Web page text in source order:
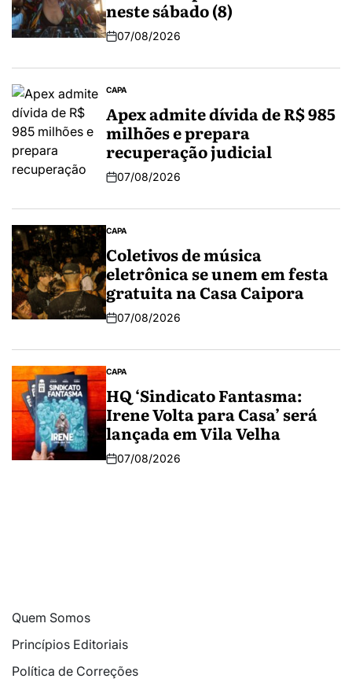
neste sábado (8)
07/08/2026
CAPA
Apex admite dívida de R$ 985
milhões e prepara
recuperação judicial
07/08/2026
CAPA
Coletivos de música
eletrônica se unem em festa
gratuita na Casa Caipora
07/08/2026
CAPA
HQ ‘Sindicato Fantasma:
Irene Volta para Casa’ será
lançada em Vila Velha
07/08/2026
Quem Somos
Princípios Editoriais
Política de Correções